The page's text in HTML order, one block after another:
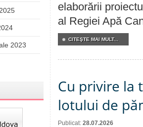
2023
elaborării
al Regiei Apă
CITEŞTE MAI MULT...
Cu privire la
lotului de
Publicat: 28.07.2026